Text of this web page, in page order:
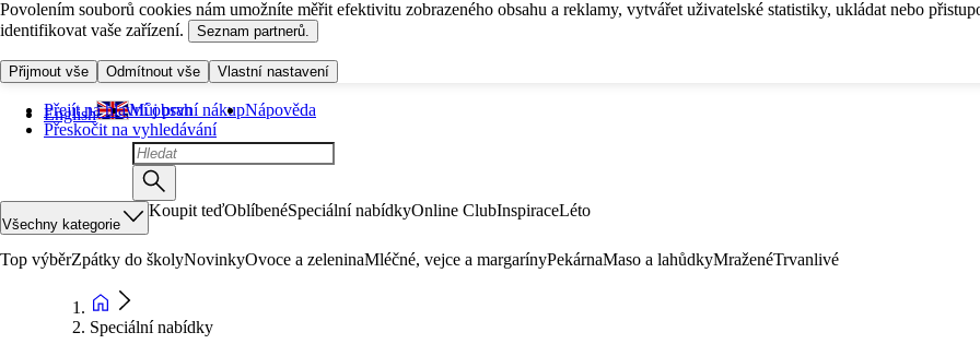
Povolením souborů cookies nám umožníte měřit efektivitu zobrazeného obsahu a reklamy, vytvářet uživatelské statistiky, ukládat nebo
identifikovat vaše zařízení.
Seznam partnerů.
Přijmout vše Odmítnout vše Vlastní nastavení
Přejít na hlavní obsah
Přeskočit na vyhledávání
English Můj první nákupNápověda
Všechny kategorie
Koupit teďOblíbenéSpeciální nabídkyOnline ClubInspiraceLéto
Top výběrZpátky do školyNovinkyOvoce a zeleninaMléčné, vejce a margarínyPekárnaMaso a lahůdkyMraženéTrvanlivé
Speciální nabídky